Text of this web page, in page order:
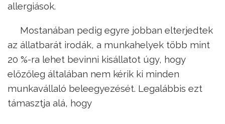
allergiások.
Mostanában pedig egyre jobban elterjedtek
az állatbarát irodák, a munkahelyek több mint
20 %-ra lehet bevinni kisállatot úgy, hogy
előzőleg általában nem kérik ki minden
munkavállaló beleegyezését. Legalábbis ezt
támasztja alá, hogy